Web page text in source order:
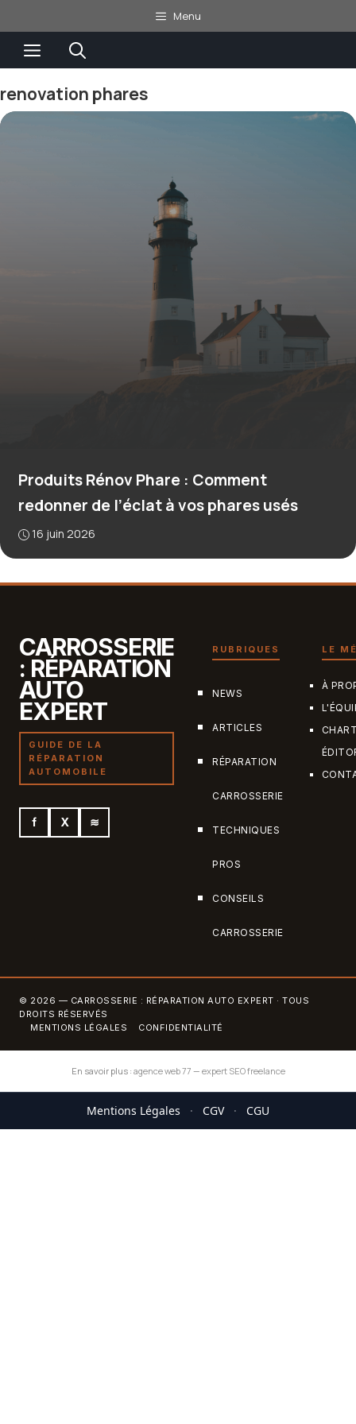
au
contenu
Menu
Menu
renovation phares
Produits Rénov Phare : Comment
redonner de l’éclat à vos phares usés
16 juin 2026
CARROSSERIE
: RÉPARATION
AUTO
EXPERT
GUIDE DE LA
RÉPARATION
AUTOMOBILE
f X ≋
RUBRIQUES
NEWS
ARTICLES
RÉPARATION
CARROSSERIE
TECHNIQUES
PROS
CONSEILS
CARROSSERIE
LE
À
© 2026 — CARROSSERIE : RÉPARATION AUTO EXPERT · TOUS
DROITS RÉSERVÉS
MENTIONS LÉGALES
CONFIDENTIALITÉ
En savoir plus : agence web 77 — expert SEO freelance
Mentions Légales · CGV · CGU